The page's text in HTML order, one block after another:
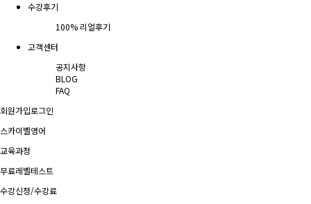
수강후기
100% 리얼후기
고객센터
공지사항
BLOG
FAQ
회원가입로그인
스카이벨영어
교육과정
무료레벨테스트
수강신청/수강료